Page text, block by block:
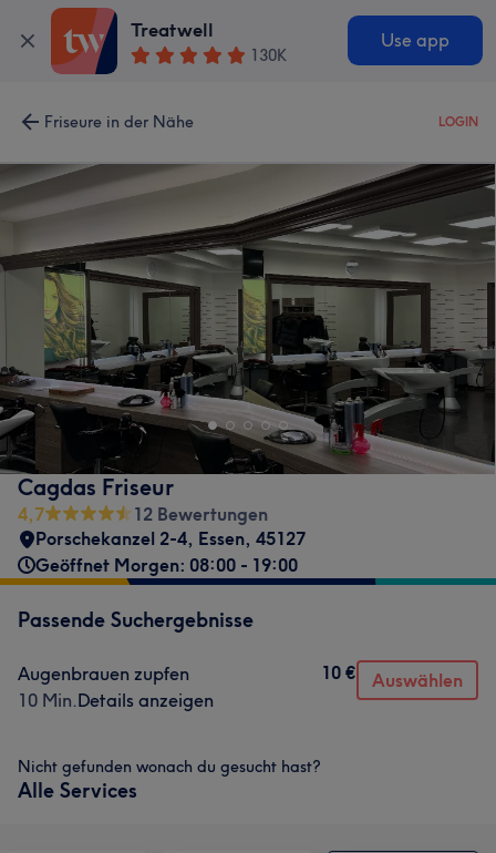
Treatwell
130K
Use app
Friseure in der Nähe LOGIN
Cagdas Friseur
4,7
12 Bewertungen
Porschekanzel 2-4, Essen, 45127
Geöffnet Morgen: 08:00 - 19:00
Passende Suchergebnisse
Augenbrauen zupfen
10 Min.Details anzeigen
10 € Auswählen
Nicht gefunden wonach du gesucht hast?
Alle Services